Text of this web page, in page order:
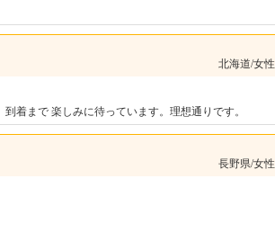
北海道/女性
着まで 楽しみに待っています。理想通りです。
長野県/女性